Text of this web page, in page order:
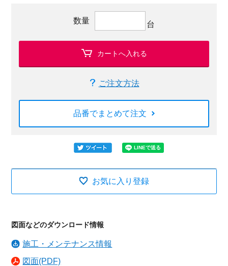
数量 台
カートへ入れる
ご注文方法
品番でまとめて注文
お気に入り登録
図面などのダウンロード情報
施工・メンテナンス情報
図面(PDF)